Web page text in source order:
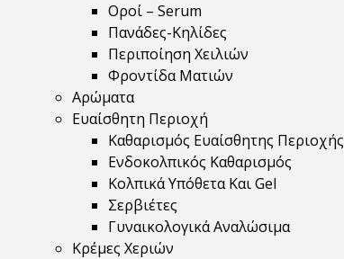
Οροί – Serum
Πανάδες-Κηλίδες
Περιποίηση Χειλιών
Φροντίδα Ματιών
Αρώματα
Ευαίσθητη Περιοχή
Καθαρισμός Ευαίσθητης Περιοχής
Ενδοκολπικός Καθαρισμός
Κολπικά Υπόθετα Και Gel
Σερβιέτες
Γυναικολογικά Αναλώσιμα
Κρέμες Χεριών